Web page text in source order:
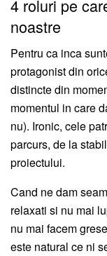
4 roluri pe
noastre
Pentru ca inca
protagonist din
distincte din
momentul in care
nu). Ironic, cele
parcurs, de la
proiectului.
Cand ne dam
relaxati si nu mai
nu mai facem
este natural ce ni